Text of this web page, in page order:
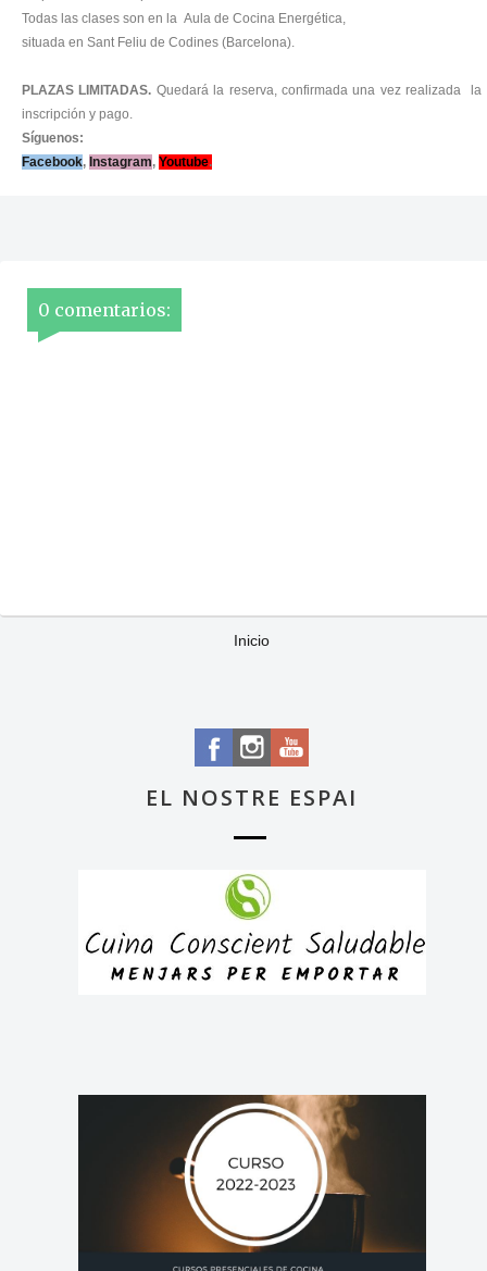
Todas las clases son en la Aula de Cocina Energética,
situada en Sant Feliu de Codines (Barcelona).
PLAZAS LIMITADAS. Quedará la reserva, confirmada una vez realizada la
inscripción y pago.
Síguenos:
Facebook, Instagram, Youtube.
0 comentarios:
Inicio
EL NOSTRE ESPAI